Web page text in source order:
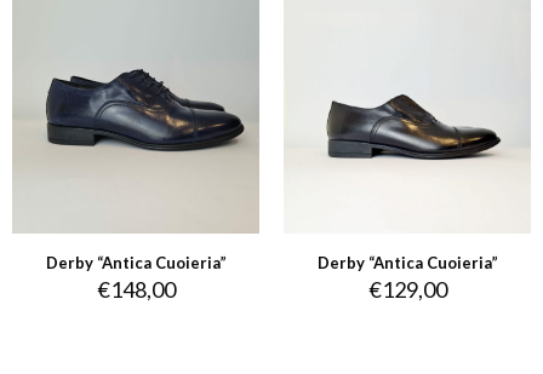
Derby “Antica Cuoieria”
€148,00
Derby “Antica Cuoieria”
€129,00